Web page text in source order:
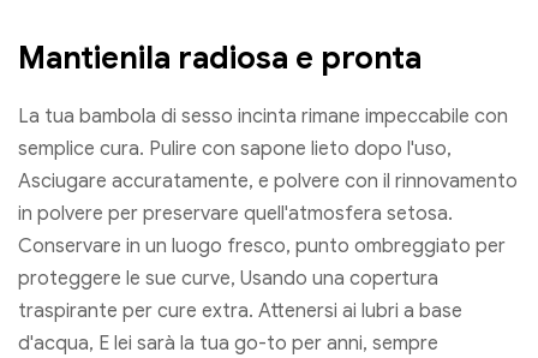
Mantienila radiosa e pronta
La tua bambola di sesso incinta rimane impeccabile con
semplice cura. Pulire con sapone lieto dopo l'uso,
Asciugare accuratamente, e polvere con il rinnovamento
in polvere per preservare quell'atmosfera setosa.
Conservare in un luogo fresco, punto ombreggiato per
proteggere le sue curve, Usando una copertura
traspirante per cure extra. Attenersi ai lubri a base
d'acqua, E lei sarà la tua go-to per anni, sempre